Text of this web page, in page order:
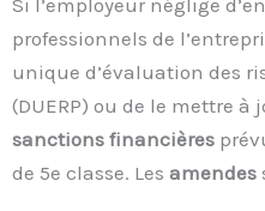
professionnels de
unique d’évaluation des
(DUERP) ou de le mettre à
sanctions financières
de 5e classe. Les amendes